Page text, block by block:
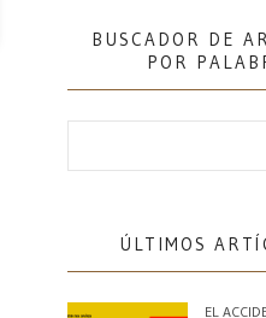
BUSCADOR DE
POR
ÚLTIMOS
EL